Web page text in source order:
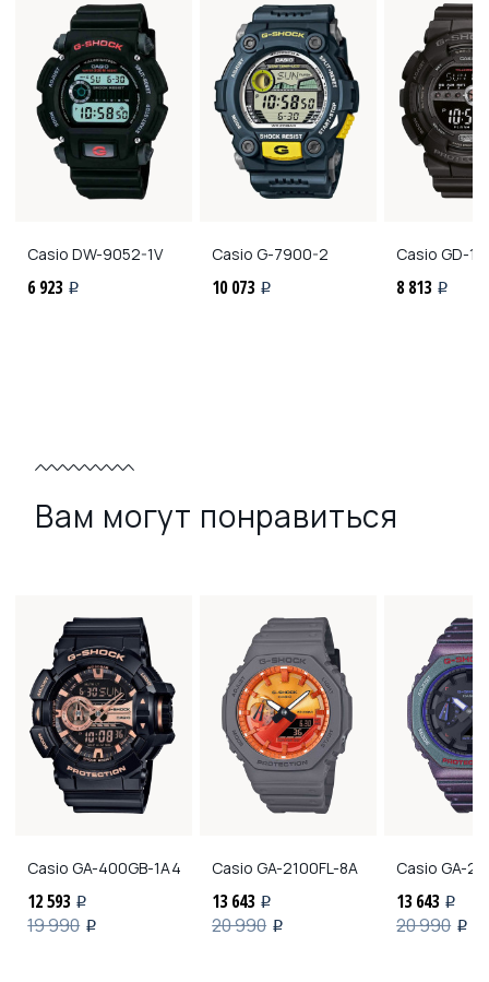
Casio DW-9052-1V
6 923 i
Casio G-7900-2
10 073 i
Casio GD-
8 813 i
Вам могут понравиться
Casio GA-400GB-1A4
12 593 i
19 990 i
Casio GA-2100FL-8A
13 643 i
20 990 i
Casio GA-
13 643 i
20 990 i